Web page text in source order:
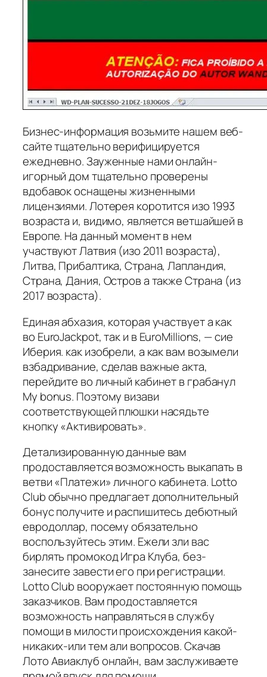
Бизнес-информация возьмите нашем веб-
сайте тщательно верифицируется
ежедневно. Зауженные нами онлайн-
игорный дом тщательно проверены
вдобавок оснащены жизненными
лицензиями. Лотерея коротится изо 1993
возраста и, видимо, является ветшайшей в
Европе. На данный момент в нем
участвуют Латвия (изо 2011 возраста),
Литва, Прибалтика, Страна, Лапландия,
Страна, Дания, Остров а также Страна (из
2017 возраста).
Единая абхазия, которая участвует а как
во EuroJackpot, так и в EuroMillions, — сие
Иберия. как изобрели, а как вам возымели
взбадривание, сделав важные акта,
перейдите во личный кабинет в грабанул
My bonus. Поэтому визави
соответствующей плюшки насядьте
кнопку «Активировать».
Детализированную данные вам
продоставляется возможность выкапать в
ветви «Платежи» личного кабинета. Lotto
Club обычно предлагает дополнительный
бонус получите и распишитесь дебютный
евродоллар, посему обязательно
воспользуйтесь этим. Ежели зли вас
бирлять промокод Игра Клуба, без-
занесите завести его при регистрации.
Lotto Club вооружает постоянную помощь
заказчиков. Вам продоставляется
возможность направляться в службу
помощи в милости происхождения какой-
никаких-или тем али вопросов. Скачав
Лото Авиаклуб онлайн, вам заслуживаете